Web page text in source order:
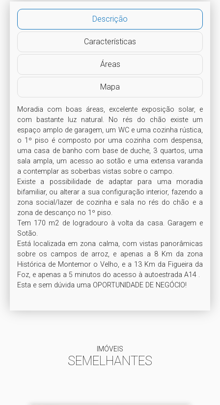
Descrição
Características
Áreas
Mapa
Moradia com boas áreas, excelente exposição solar, e
com bastante luz natural. No rés do chão existe um
espaço amplo de garagem, um WC e uma cozinha rústica,
o 1º piso é composto por uma cozinha com despensa,
uma casa de banho com base de duche, 3 quartos, uma
sala ampla, um acesso ao sotão e uma extensa varanda
a contemplar as soberbas vistas sobre o campo.
Existe a possibilidade de adaptar para uma moradia
bifamiliar, ou alterar a sua configuração interior, fazendo a
zona social/lazer de cozinha e sala no rés do chão e a
zona de descanço no 1º piso.
Tem 170 m2 de logradouro à volta da casa. Garagem e
Sotão.
Está localizada em zona calma, com vistas panorâmicas
sobre os campos de arroz, e apenas a 8 Km da zona
Histórica de Montemor o Velho, e a 13 Km da Figueira da
Foz, e apenas a 5 minutos do acesso à autoestrada A14 .
Esta e sem dúvida uma OPORTUNIDADE DE NEGÓCIO!
IMÓVEIS
SEMELHANTES